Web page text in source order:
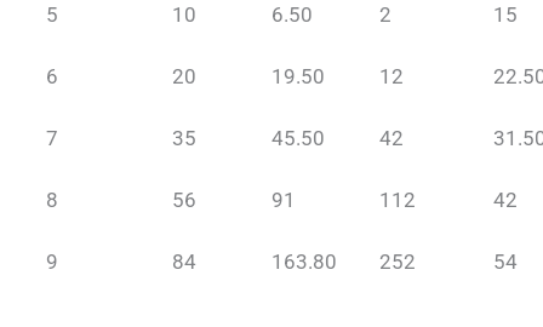
5 10 6.50 2 15
6 20 19.50 12
7 35 45.50 42
8 56 91 112 42
9 84 163.80 252 54